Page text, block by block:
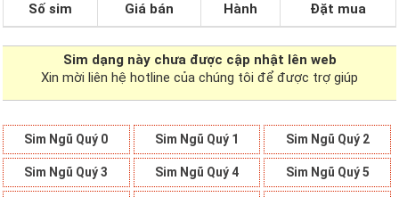
Số sim Giá bán Hành Đặt mua
Sim dạng này chưa được cập nhật lên web
Xin mời liên hệ hotline của chúng tôi để được trợ giúp
Sim Ngũ Quý 0 Sim Ngũ Quý 1 Sim Ngũ Quý 2
Sim Ngũ Quý 3 Sim Ngũ Quý 4 Sim Ngũ Quý 5